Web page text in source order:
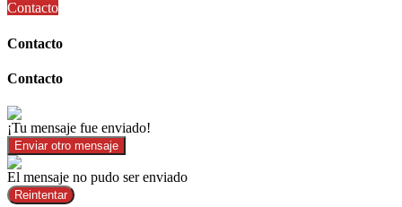
Contacto
Contacto
Contacto
¡Tu mensaje fue enviado!
Enviar otro mensaje
El mensaje no pudo ser enviado
Reintentar